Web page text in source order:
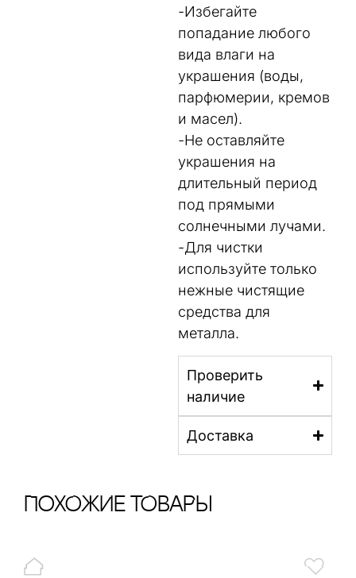
-Избегайте
попадание любого
вида влаги на
украшения (воды,
парфюмерии, кремов
и масел).
-Не оставляйте
украшения на
длительный период
под прямыми
солнечными лучами.
-Для чистки
используйте только
нежные чистящие
средства для
металла.
Проверить
наличие
Доставка
ПохОжИе тОваРы